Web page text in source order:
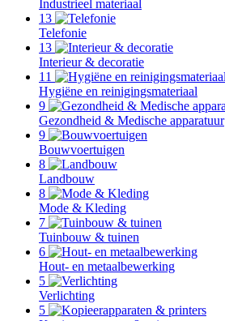
Industrieel materiaal
13
Telefonie
13
Interieur & decoratie
11
Hygiëne en reinigingsmateriaal
9
Gezondheid & Medische apparatuur
9
Bouwvoertuigen
8
Landbouw
8
Mode & Kleding
7
Tuinbouw & tuinen
6
Hout- en metaalbewerking
5
Verlichting
5